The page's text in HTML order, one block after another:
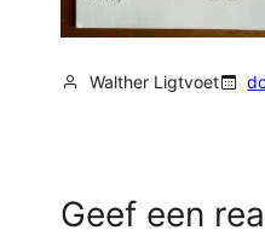
Walther Ligtvoet
Geef een